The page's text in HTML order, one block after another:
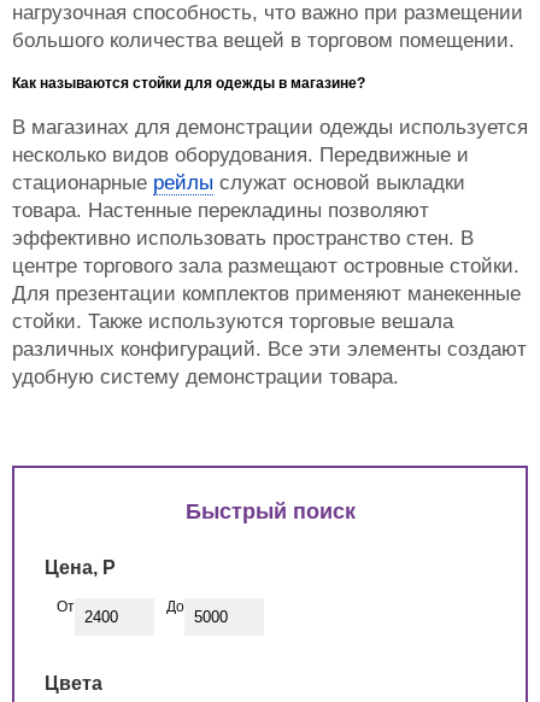
нагрузочная способность, что важно при размещении
большого количества вещей в торговом помещении.
Как называются стойки для одежды в магазине?
В магазинах для демонстрации одежды используется
несколько видов оборудования. Передвижные и
стационарные рейлы служат основой выкладки
товара. Настенные перекладины позволяют
эффективно использовать пространство стен. В
центре торгового зала размещают островные стойки.
Для презентации комплектов применяют манекенные
стойки. Также используются торговые вешала
различных конфигураций. Все эти элементы создают
удобную систему демонстрации товара.
Быстрый поиск
Цена, Р
От До
Цвета